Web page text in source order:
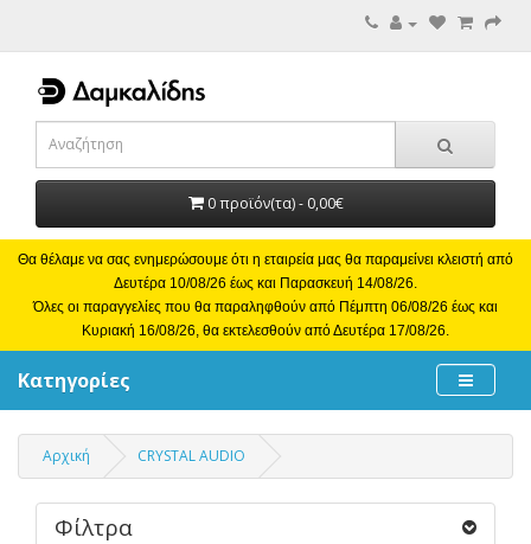
0 προϊόν(τα) - 0,00€
Θα θέλαμε να σας ενημερώσουμε ότι η εταιρεία μας θα παραμείνει κλειστή από
Δευτέρα 10/08/26 έως και Παρασκευή 14/08/26.
Όλες οι παραγγελίες που θα παραληφθούν από Πέμπτη 06/08/26 έως και
Κυριακή 16/08/26, θα εκτελεσθούν από Δευτέρα 17/08/26.
Κατηγορίες
Αρχική CRYSTAL AUDIO
Φίλτρα